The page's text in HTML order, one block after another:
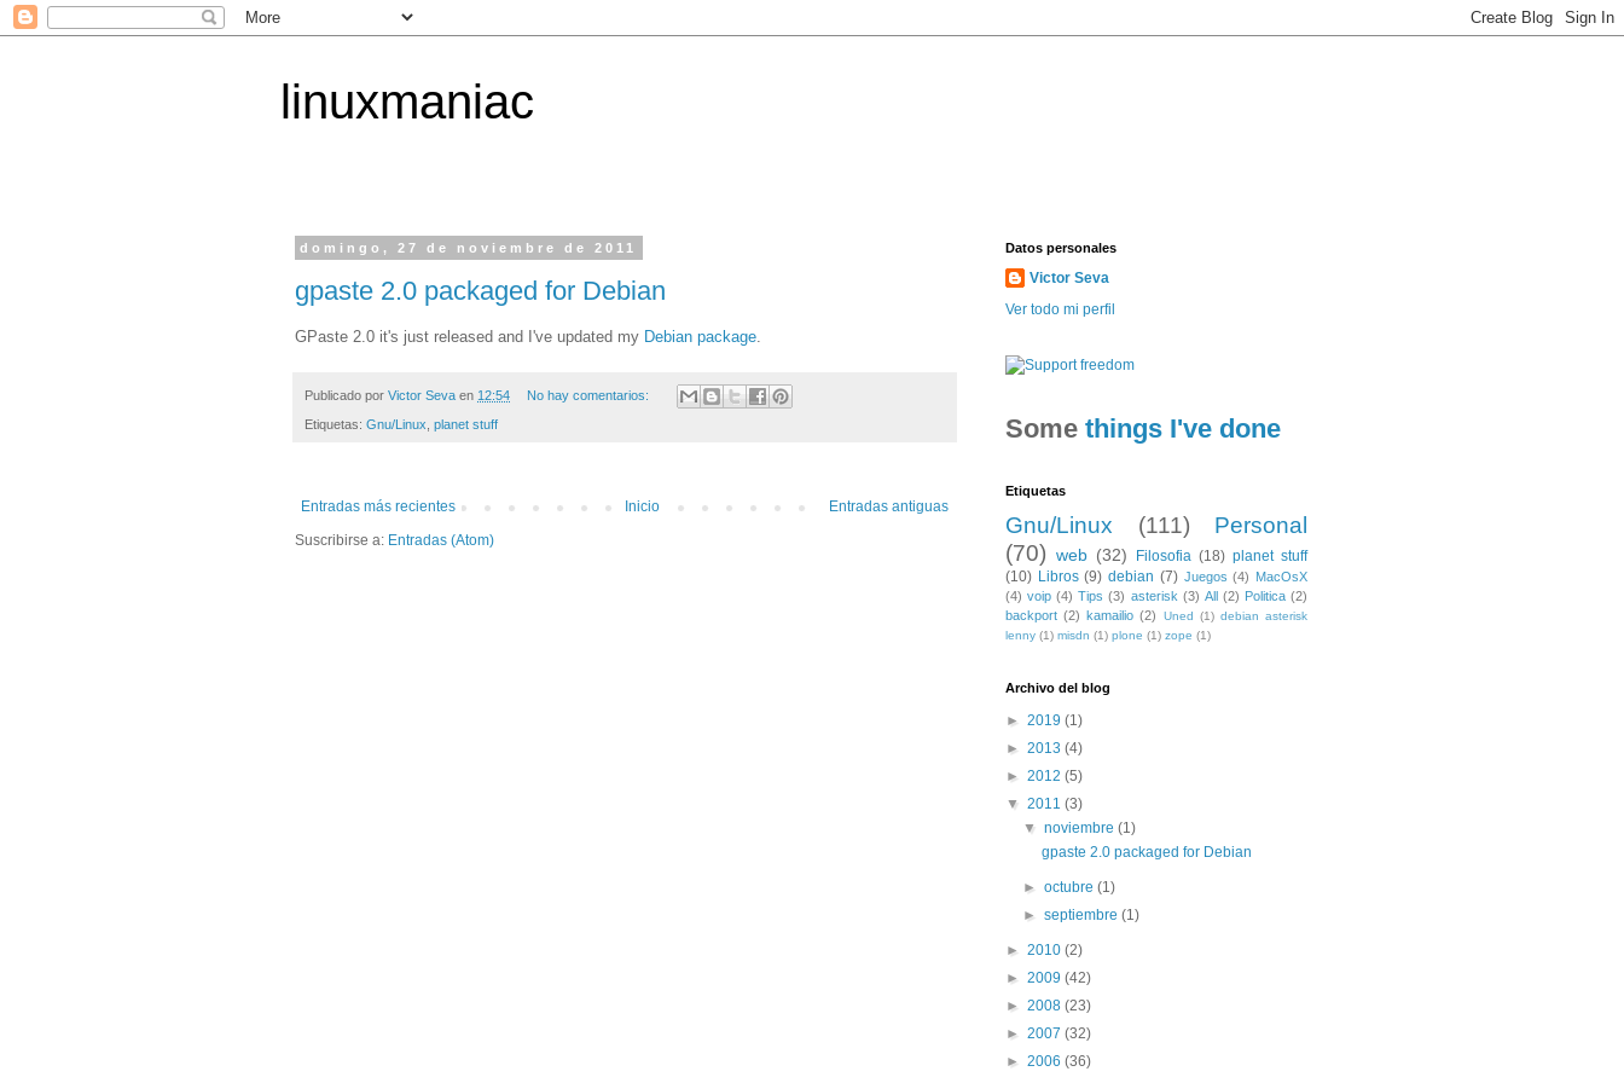
linuxmaniac
domingo, 27 de noviembre de 2011
gpaste 2.0 packaged for Debian
GPaste 2.0 it's just released and I've updated my Debian package
Publicado por Victor Seva en 12:54 No hay comentarios:
Etiquetas: Gnu/Linux planet stuff
Entradas más recientes Entradas antiguas
Inicio
Suscribirse a: Entradas (Atom)
Datos personales
Victor Seva
Ver todo mi perfil
Some things I've done
Etiquetas
Gnu/Linux (111)
Personal
(70) web (32) Filosofia (18) planet stuff
(10) Libros (9) debian (7) Juegos (4) MacOsX
(4) voip (4) Tips (3) asterisk (3) All (2) Politica (2)
backport (2) kamailio (2) Uned (1) debian asterisk
lenny (1) misdn (1) plone (1) zope (1)
Archivo del blog
► 2019 (1)
► 2013 (4)
► 2012 (5)
▼ 2011 (3)
▼noviembre(1)
gpaste 2.0 packaged for Debian
►octubre(1)
►septiembre(1)
► 2010 (2)
► 2009 (42)
► 2008 (23)
► 2007 (32)
► 2006 (36)